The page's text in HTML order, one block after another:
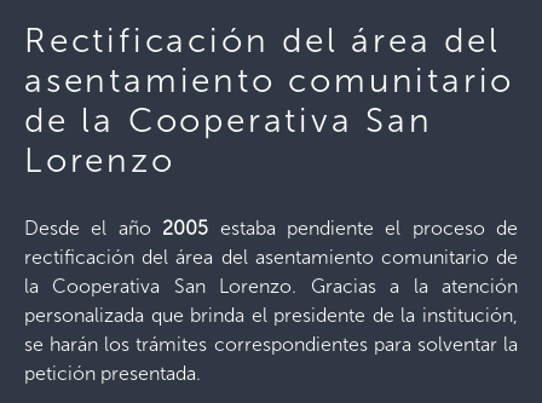
Rectificación del área del
asentamiento comunitario
de la Cooperativa San
Lorenzo
Desde el año 2005 estaba pendiente el proceso de
rectificación del área del asentamiento comunitario de
la Cooperativa San Lorenzo. Gracias a la atención
personalizada que brinda el presidente de la institución,
se harán los trámites correspondientes para solventar la
petición presentada.